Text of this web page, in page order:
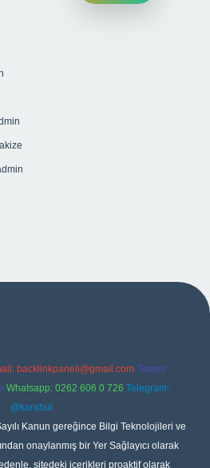
backlinkpaneli@gmail.com Teams:
Whatsapp: 0262 606 0 726 Telegram:
@karabul
Kanun gereğince Bilgi Teknolojileri ve
onaylanmış bir Yer Sağlayıcı olarak
sitedeki içerikleri proaktif olarak